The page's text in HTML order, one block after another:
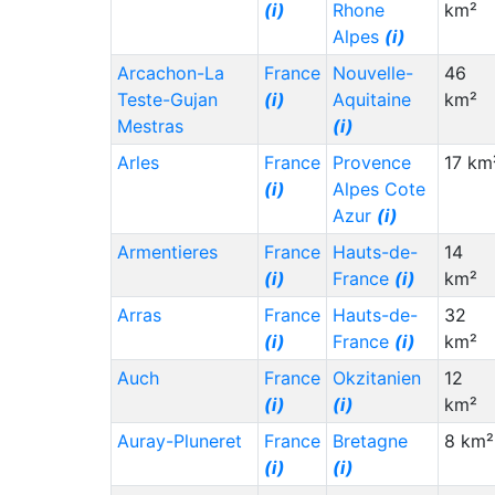
South Africa (ZA)
40,000 17,000
Uganda (UG) 40,000
3,000
Tanzania (TZ)
40,000
Togo (TG)
40,000
10,000
40,000
35,000
40,000
8,000
Benin (BJ)(i) 40,000
10,000
Greece (GR)(i) 38,000
26,000
35,000
25,000
Uzbekistan (UZ)
35,000 1,000
Saudi Arabia (SA)
35,000 80,000
(i)
Rhone
Alpes (i)
km²
Arcachon-La
Teste-Gujan
Mestras
France
(i)
Nouvelle-
Aquitaine
(i)
46
km²
Arles
France
(i)
Provence
Alpes Cote
Azur (i)
17
Armentieres
France
(i)
Hauts-de-
France (i)
14
km²
Arras
France
(i)
Hauts-de-
France (i)
32
km²
Auch
France
(i)
Okzitanien
(i)
12
km²
Auray-Pluneret
France
(i)
Bretagne
(i)
8 km²